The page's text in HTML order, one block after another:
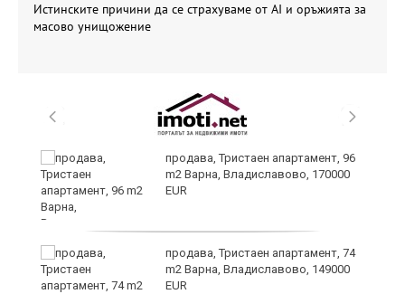
Истинските причини да се страхуваме от AI и оръжията за
масово унищожение
продава, Тристаен апартамент, 96
m2 Варна, Владиславово, 170000
EUR
продава, Тристаен апартамент, 74
m2 Варна, Владиславово, 149000
EUR